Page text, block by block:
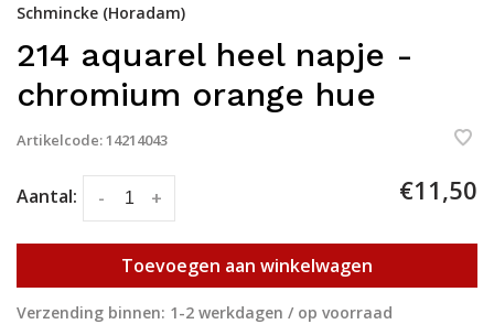
Schmincke (Horadam)
214 aquarel heel napje -
chromium orange hue
Artikelcode:14214043
Aantal: +
- €11,50
Toevoegen aan winkelwagen
Verzending binnen: 1-2 werkdagen / op voorraad